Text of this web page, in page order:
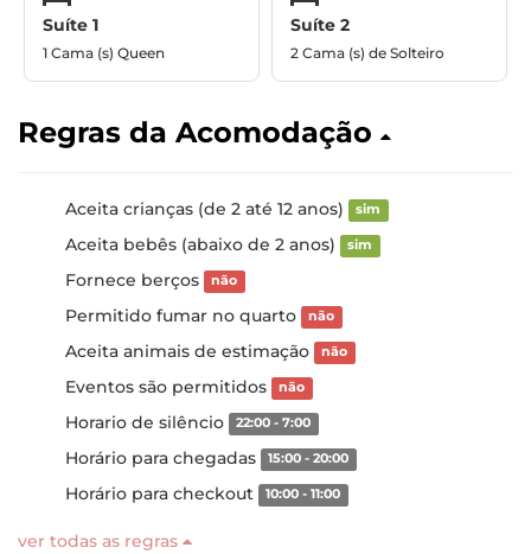
Suíte 1
1 Cama (s) Queen
Suíte 2
2 Cama (s) de Solteiro
Regras da Acomodação
Aceita crianças (de 2 até 12 anos) sim
Aceita bebês (abaixo de 2 anos) sim
Fornece berços não
Permitido fumar no quarto não
Aceita animais de estimação não
Eventos são permitidos não
Horario de silêncio 22:00 - 7:00
Horário para chegadas 15:00 - 20:00
Horário para checkout 10:00 - 11:00
ver todas as regras